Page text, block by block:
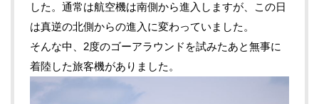
した。通常は航空機は南側から進入しますが、この日
は真逆の北側からの進入に変わっていました。
そんな中、2度のゴーアラウンドを試みたあと無事に
着陸した旅客機がありました。